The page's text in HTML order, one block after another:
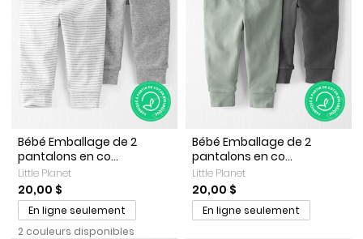
Bébé Emballage de 2
pantalons en co...
Little Planet
20,00 $
En ligne seulement
2 couleurs disponibles
Bébé Emballage de 2
pantalons en co...
Little Planet
20,00 $
En ligne seulement